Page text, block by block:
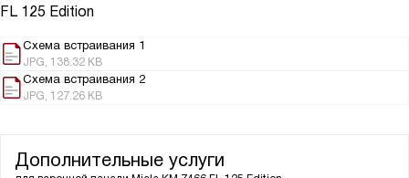
FL 125 Edition
Схема встраивания 1
JPG, 138.32 KB
Схема встраивания 2
JPG, 127.26 KB
Дополнительные услуги